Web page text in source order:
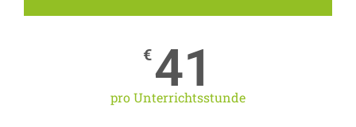
€41
pro Unterrichtsstunde